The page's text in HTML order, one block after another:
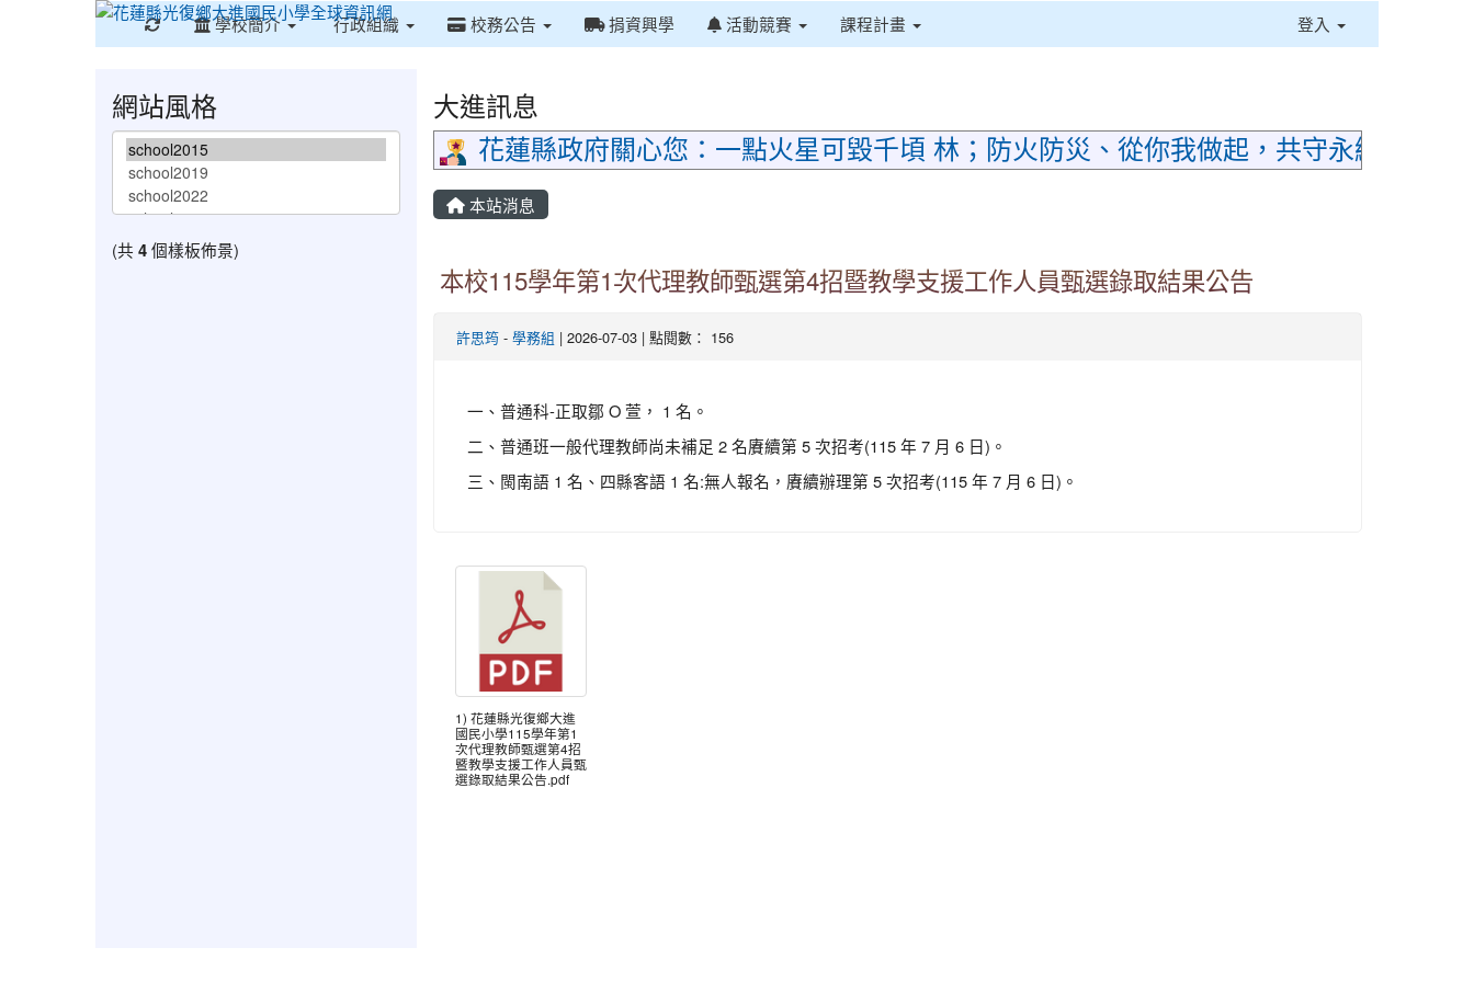
重新取得佈景設定
學校簡介 行政組織 校務公告 捐資興學 活動競賽 課程計畫 登入
大進訊息
花蓮縣政府關心您：一點火星可毀千頃 林；防火防災、從你我做起，共守永續家園
本站消息
本校115學年第1次代理教師甄選第4招暨教學支援工作人員甄選錄取結果公告
許思筠- 學務組 | 2026-07-03 | 點閱數： 156
一、普通科-正取鄒 O 萱， 1 名。
二、普通班一般代理教師尚未補足 2 名賡續第 5 次招考(115 年 7 月 6 日)。
三、閩南語 1 名、四縣客語 1 名:無人報名，賡續辦理第 5 次招考(115 年 7 月 6 日)。
1) 花蓮縣光復鄉大進
國民小學115學年第1
次代理教師甄選第4招
暨教學支援工作人員甄
選錄取結果公告.pdf
網站風格
(共 4個樣板佈景)